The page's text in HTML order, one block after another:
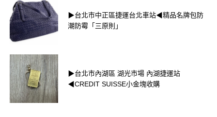
▶台北市中正區捷運台北車站◀精品名牌包防
潮防霉「三原則」
▶台北市內湖區 湖光市場 內湖捷運站
◀CREDIT SUISSE小金塊收購